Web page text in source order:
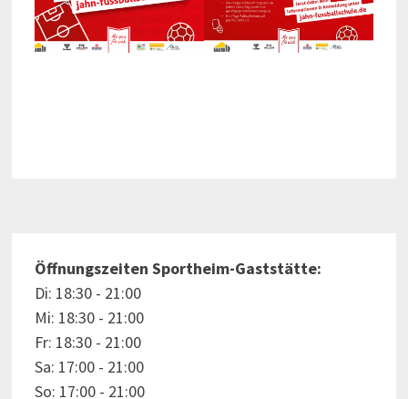
Öffnungszeiten Sportheim-Gaststätte:
Di: 18:30 - 21:00
Mi: 18:30 - 21:00
Fr: 18:30 - 21:00
Sa: 17:00 - 21:00
So: 17:00 - 21:00